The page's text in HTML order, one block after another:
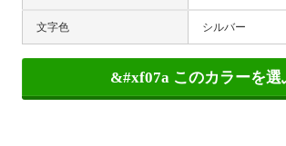
文字色 シルバー